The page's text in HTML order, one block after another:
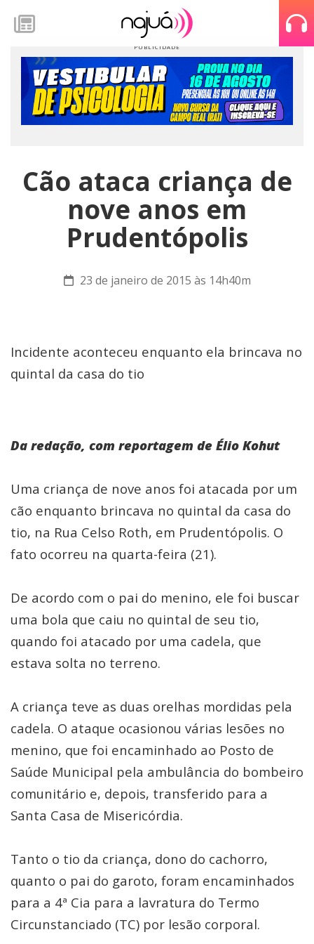
Cão ataca criança de
nove anos em
Prudentópolis
23 de janeiro de 2015 às 14h40m
Incidente aconteceu enquanto ela brincava no
quintal da casa do tio
Da redação, com reportagem de Élio Kohut
Uma criança de nove anos foi atacada por um
cão enquanto brincava no quintal da casa do
tio, na Rua Celso Roth, em Prudentópolis. O
fato ocorreu na quarta-feira (21).
De acordo com o pai do menino, ele foi buscar
uma bola que caiu no quintal de seu tio,
quando foi atacado por uma cadela, que
estava solta no terreno.
A criança teve as duas orelhas mordidas pela
cadela. O ataque ocasionou várias lesões no
menino, que foi encaminhado ao Posto de
Saúde Municipal pela ambulância do bombeiro
comunitário e, depois, transferido para a
Santa Casa de Misericórdia.
Tanto o tio da criança, dono do cachorro,
quanto o pai do garoto, foram encaminhados
para a 4ª Cia para a lavratura do Termo
Circunstanciado (TC) por lesão corporal.